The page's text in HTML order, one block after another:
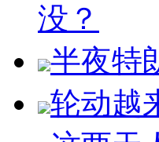
没？
半夜特
轮动越